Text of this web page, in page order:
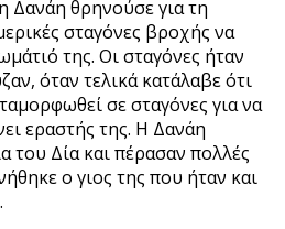
Δανάη θρηνούσε για τη
σταγόνες βροχής να
της. Οι σταγόνες ήταν
όταν τελικά κατάλαβε ότι
σε σταγόνες για να
εραστής της. Η Δανάη
του Δία και πέρασαν πολλές
ο γιος της που ήταν και